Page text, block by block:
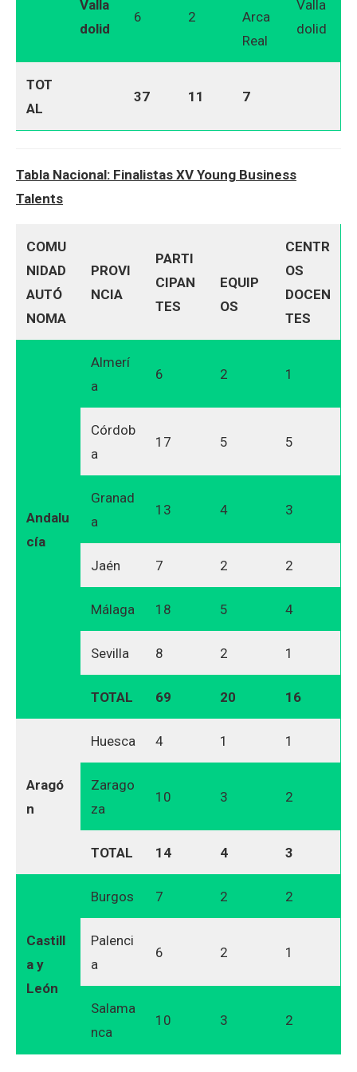
Valla
dolid
6 2
Arca
Real
Valla
dolid
TOT
AL
37 11 7
Tabla Nacional: Finalistas XV Young Business
Talents
COMU
NIDAD
AUTÓ
NOMA
PROVI
NCIA
PARTI
CIPAN
TES
EQUIP
OS
CENTR
OS
DOCEN
TES
Andalu
cía
Almerí
a
6 2 1
Córdob
a
17 5 5
Granad
a
13 4 3
Jaén 7 2 2
Málaga 18 5 4
Sevilla 8 2 1
TOTAL 69 20 16
Aragó
n
Huesca 4 1 1
Zarago
za
10 3 2
TOTAL 14 4 3
Castill
a y
León
Burgos 7 2 2
Palenci
a
6 2 1
Salama
nca
10 3 2